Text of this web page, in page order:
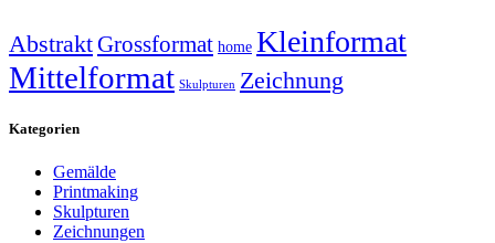
AbstraktGrossformat home Kleinformat
Mittelformat Skulpturen Zeichnung
Kategorien
Gemälde
Printmaking
Skulpturen
Zeichnungen